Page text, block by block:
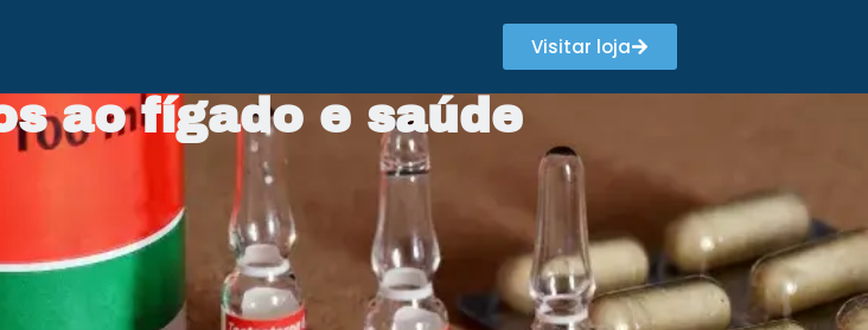
Visitar loja
ao fígado e saúde